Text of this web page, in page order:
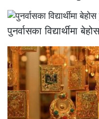
पुनर्वासका विद्यार्थीमा